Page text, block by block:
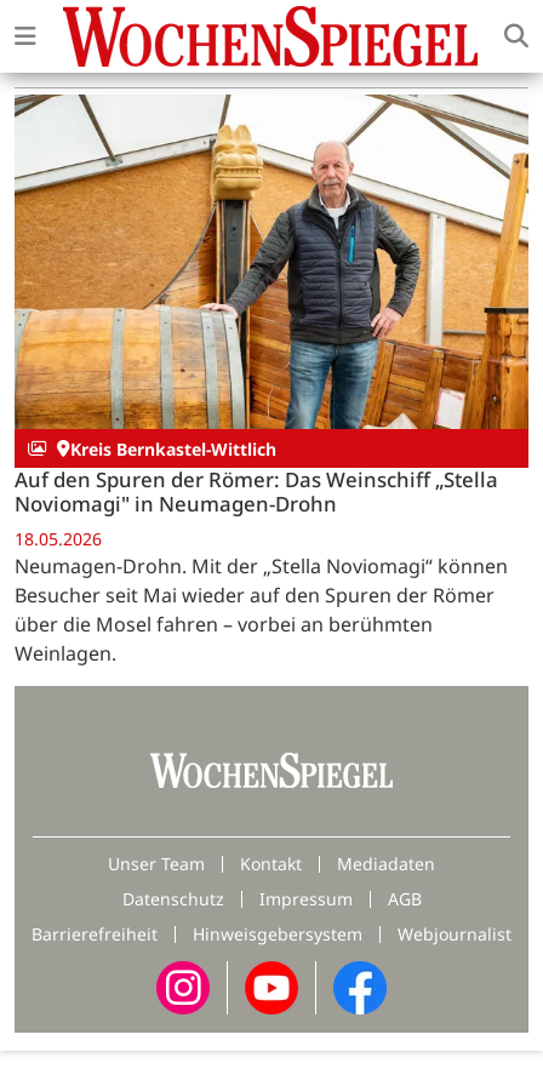
Kreis Bernkastel-Wittlich
Auf den Spuren der Römer: Das Weinschiff „Stella
Noviomagi" in Neumagen-Drohn
18.05.2026
Neumagen-Drohn. Mit der „Stella Noviomagi“ können
Besucher seit Mai wieder auf den Spuren der Römer
über die Mosel fahren – vorbei an berühmten
Weinlagen.
Unser Team Kontakt
Mediadaten
Datenschutz
Impressum
AGB
Barrierefreiheit
Hinweisgebersystem Webjournalist